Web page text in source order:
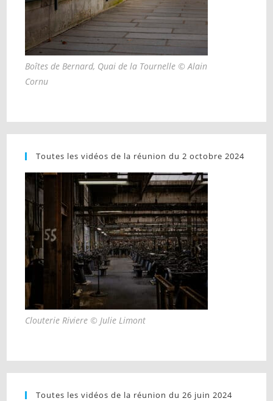
Boîtes de Bernard, Quai de la Tournelle © Alain
Cornu
Toutes les vidéos de la réunion du 2 octobre 2024
Clouterie Riviere © Julie Limont
Toutes les vidéos de la réunion du 26 juin 2024